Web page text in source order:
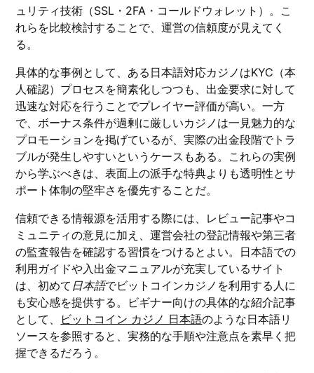
ュリティ技術（SSL・2FA・コールドウォレット）。こ
れらを比較検討することで、運営の信頼度が見えてく
る。
具体的な事例として、ある日本語対応カジノはKYC（本
人確認）プロセスを簡素化しつつも、出金要求に対して
迅速な対応を行うことでプレイヤー評価が高い。一方
で、ボーナス条件が過剰に厳しいカジノは一見魅力的な
プロモーションを掲げているが、実際の出金段階でトラ
ブルが発生しやすいというケースもある。これらの実例
から学ぶべきは、表面上の派手な特典よりも透明性とサ
ポート体制の堅牢さを優先することだ。
信頼できる情報源を活用する際には、レビュー記事やコ
ミュニティの意見に加え、運営会社の登記情報や第三者
の監査報告を確認する習慣をつけるとよい。日本語での
利用ガイドや入出金マニュアルが充実しているサイト
は、初めて 日本語でビットコインカジノを利用する人に
も安心感を提供する。ビギナー向けの具体的な紹介記事
として、
ビットコイン カジノ 日本語のような日本語リ
ソースを参照すると、実務的な手順や注意点を素早く把
握できるだろう。